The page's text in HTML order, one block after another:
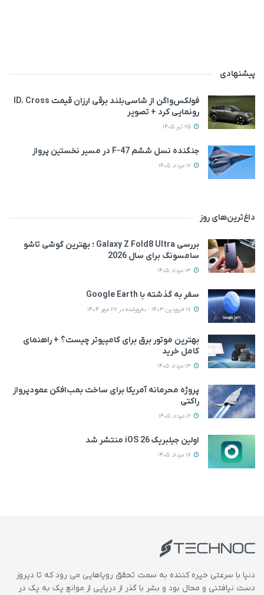
پیشنهادی
فولکس‌واگن از شاسی‌بلند برقی ارزان قیمت ID. Cross
رونمایی کرد + تصویر
جنگنده نسل ششم F-47 در مسیر نخستین پرواز
داغ‌ترین‌های روز
بررسی Galaxy Z Fold8 Ultra ؛ بهترین گوشی تاشو
سامسونگ برای سال 2026
سفر به گذشته با Google Earth
بهترین موتور برق برای کامپیوتر چیست؟ + راهنمای
کامل خرید
پروژه محرمانه آمریکا برای ساخت بمب‌افکن عمودپرواز
راکتی
اولین جیلبریک iOS 26 منتشر شد
دنیا با سرعتی خیره کننده به سمت تحقق رویاهایی می رود که تا دیروز
دست نیافتنی و محال بود و بشر با گذر از دریایی از موانع یک به یک در